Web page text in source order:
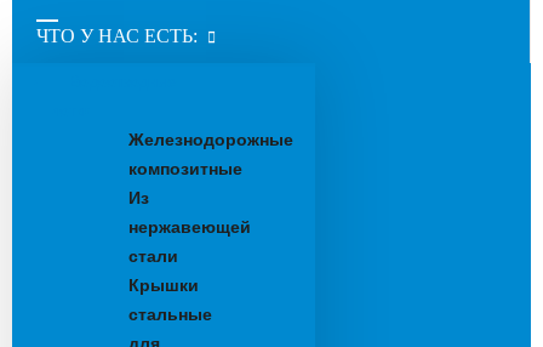
ЧТО У НАС ЕСТЬ:
Железнодорожные
композитные
Из
нержавеющей
стали
Крышки
стальные